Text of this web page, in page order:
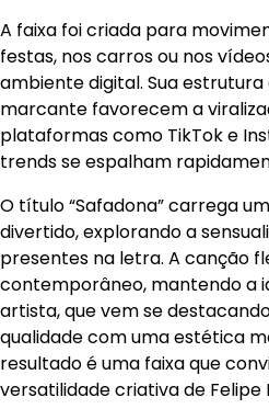
A faixa foi criada para
festas, nos carros ou nos
ambiente digital. Sua
marcante favorecem a
plataformas como TikTok e
trends se espalham
O título “Safadona” carrega
divertido, explorando a
presentes na letra. A canção
contemporâneo, mantendo a
artista, que vem se
qualidade com uma estética
resultado é uma faixa que
versatilidade criativa de Felipe